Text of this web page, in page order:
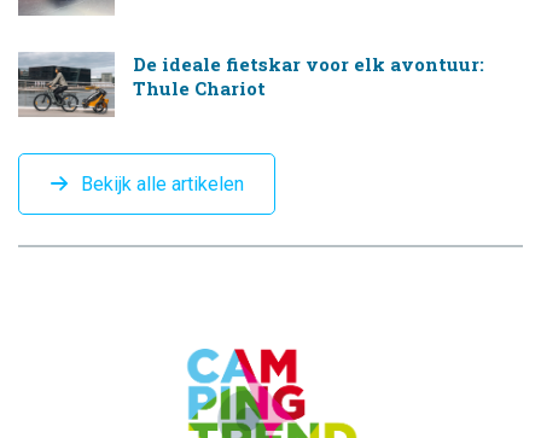
De ideale fietskar voor elk avontuur:
Thule Chariot
Bekijk alle artikelen